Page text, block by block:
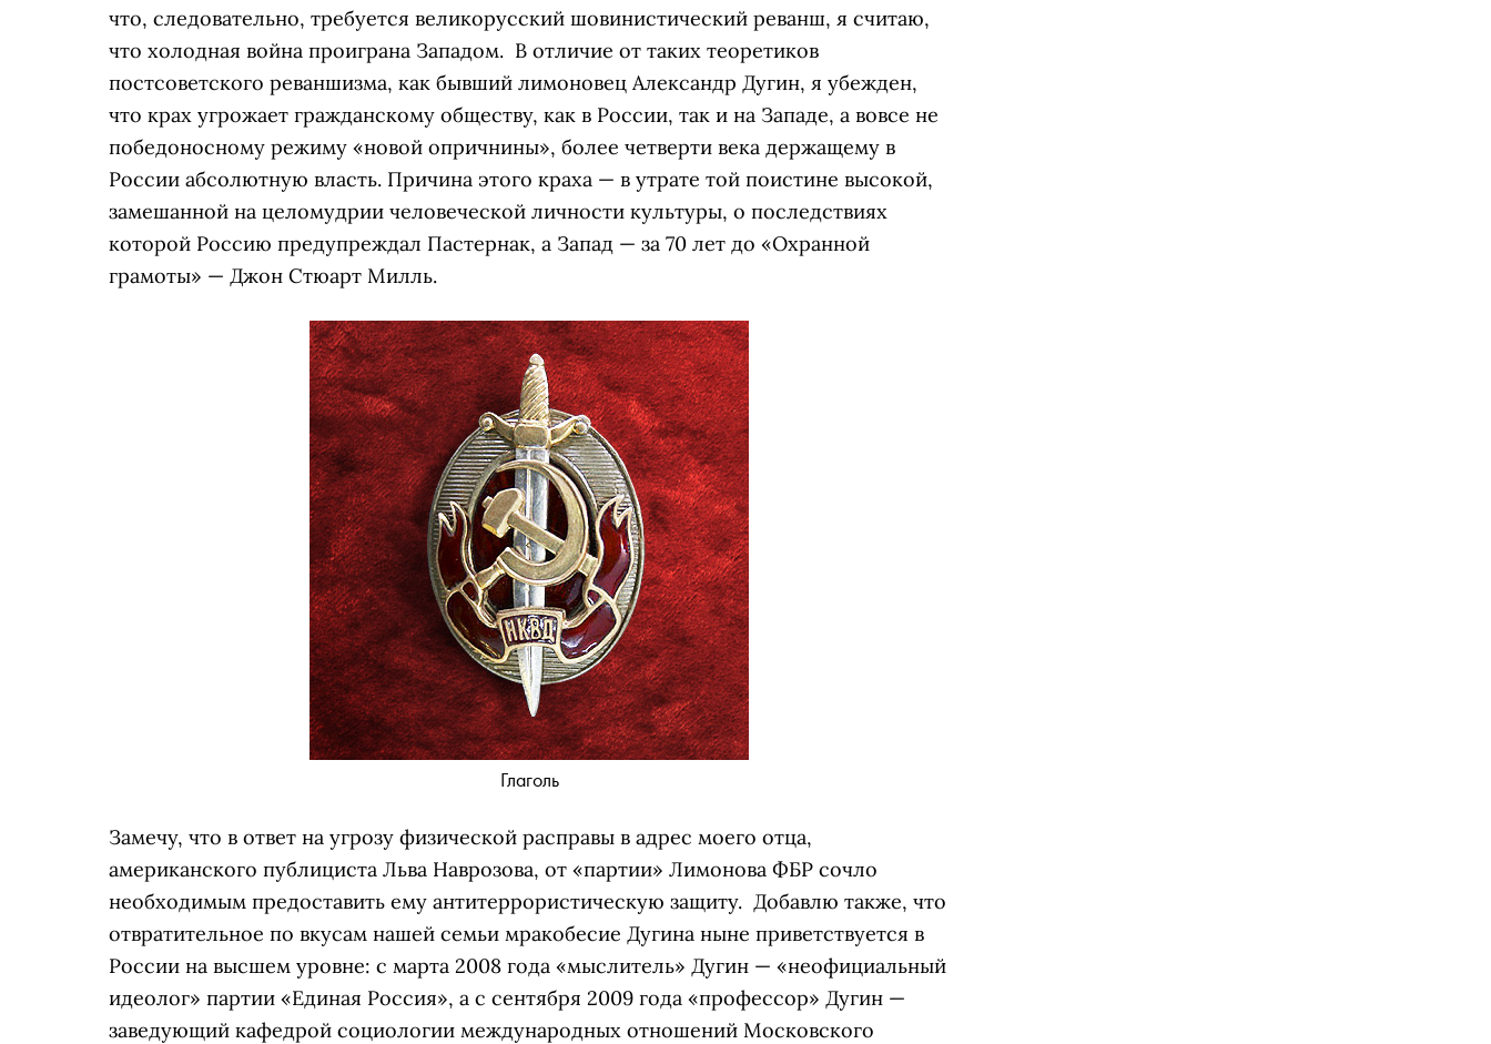
что, следовательно, требуется великорусский шовинистический реванш, я считаю,
что холодная война проиграна Западом. В отличие от таких теоретиков
постсоветского реваншизма, как бывший лимоновец Александр Дугин, я убежден,
что крах угрожает гражданскому обществу, как в России, так и на Западе, а вовсе не
победоносному режиму «новой опричнины», более четверти века держащему в
России абсолютную власть. Причина этого краха — в утрате той поистине высокой,
замешанной на целомудрии человеческой личности культуры, о последствиях
которой Россию предупреждал Пастернак, а Запад — за 70 лет до «Охранной
грамоты» — Джон Стюарт Милль.
Глаголь
Замечу, что в ответ на угрозу физической расправы в адрес моего отца,
американского публициста Льва Наврозова, от «партии» Лимонова ФБР сочло
необходимым предоставить ему антитеррористическую защиту. Добавлю также, что
отвратительное по вкусам нашей семьи мракобесие Дугина ныне приветствуется в
России на высшем уровне: с марта 2008 года «мыслитель» Дугин — «неофициальный
идеолог» партии «Единая Россия», а с сентября 2009 года «профессор» Дугин —
заведующий кафедрой социологии международных отношений Московского